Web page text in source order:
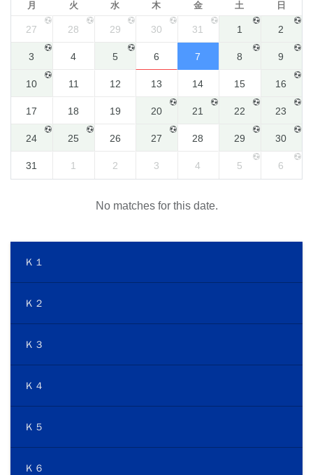
月 火 水 木 金 土 日
27 28 29 30 31 1 2
3 4 5 6 7 8 9
10 11 12 13 14 15 16
17 18 19 20 21 22 23
24 25 26 27 28 29 30
31 1 2 3 4 5 6
No matches for this date.
Ｋ１
Ｋ２
Ｋ３
Ｋ４
Ｋ５
Ｋ６